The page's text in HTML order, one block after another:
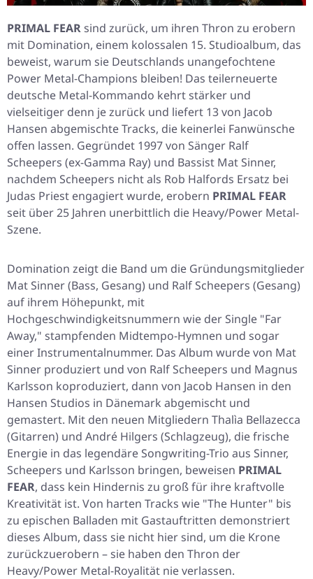
PRIMAL FEARsind zurück, um ihren Thron zu erobern
mit Domination, einem kolossalen 15. Studioalbum, das
beweist, warum sie Deutschlands unangefochtene
Power Metal-Champions bleiben! Das teilerneuerte
deutsche Metal-Kommando kehrt stärker und
vielseitiger denn je zurück und liefert 13 von Jacob
Hansen abgemischte Tracks, die keinerlei Fanwünsche
offen lassen. Gegründet 1997 von Sänger Ralf
Scheepers (ex-Gamma Ray) und Bassist Mat Sinner,
nachdem Scheepers nicht als Rob Halfords Ersatz bei
Judas Priest engagiert wurde, erobern PRIMAL FEAR
seit über 25 Jahren unerbittlich die Heavy/Power Metal-
Szene.
Domination zeigt die Band um die Gründungsmitglieder
Mat Sinner (Bass, Gesang) und Ralf Scheepers (Gesang)
auf ihrem Höhepunkt, mit
Hochgeschwindigkeitsnummern wie der Single "Far
Away," stampfenden Midtempo-Hymnen und sogar
einer Instrumentalnummer. Das Album wurde von Mat
Sinner produziert und von Ralf Scheepers und Magnus
Karlsson koproduziert, dann von Jacob Hansen in den
Hansen Studios in Dänemark abgemischt und
gemastert. Mit den neuen Mitgliedern Thalìa Bellazecca
(Gitarren) und André Hilgers (Schlagzeug), die frische
Energie in das legendäre Songwriting-Trio aus Sinner,
Scheepers und Karlsson bringen, beweisen PRIMAL
FEAR, dass kein Hindernis zu groß für ihre kraftvolle
Kreativität ist. Von harten Tracks wie "The Hunter" bis
zu epischen Balladen mit Gastauftritten demonstriert
dieses Album, dass sie nicht hier sind, um die Krone
zurückzuerobern – sie haben den Thron der
Heavy/Power Metal-Royalität nie verlassen.